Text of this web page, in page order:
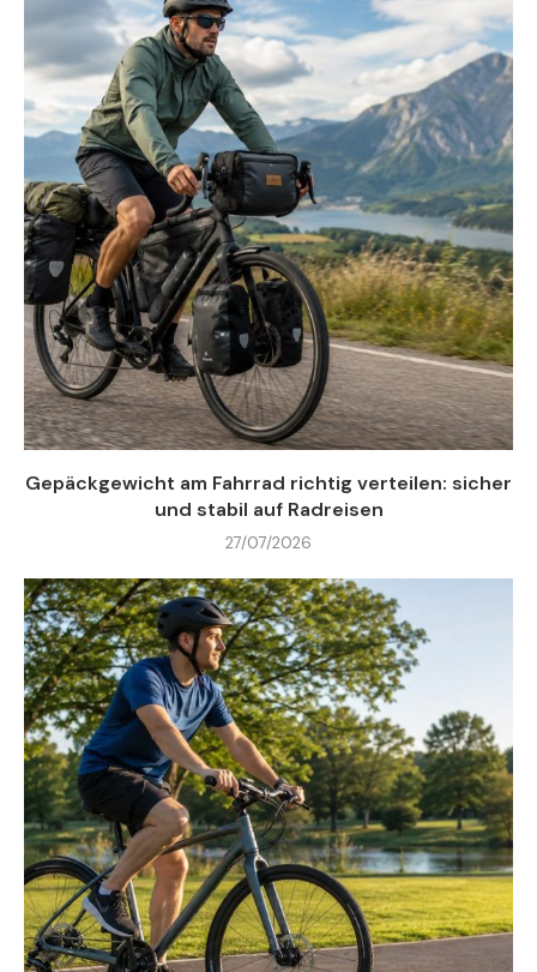
Gepäckgewicht am Fahrrad richtig verteilen: sicher
und stabil auf Radreisen
27/07/2026